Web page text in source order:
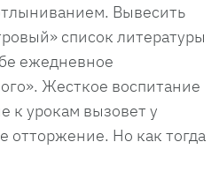
Вывесить
список литературы
ежедневное
Жесткое воспитание
к урокам вызовет у
отторжение. Но как тогда